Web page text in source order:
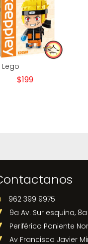
$199
962 399 9975
9a Av. Sur esquina,
Periférico Poniente
Av Francisco Javier